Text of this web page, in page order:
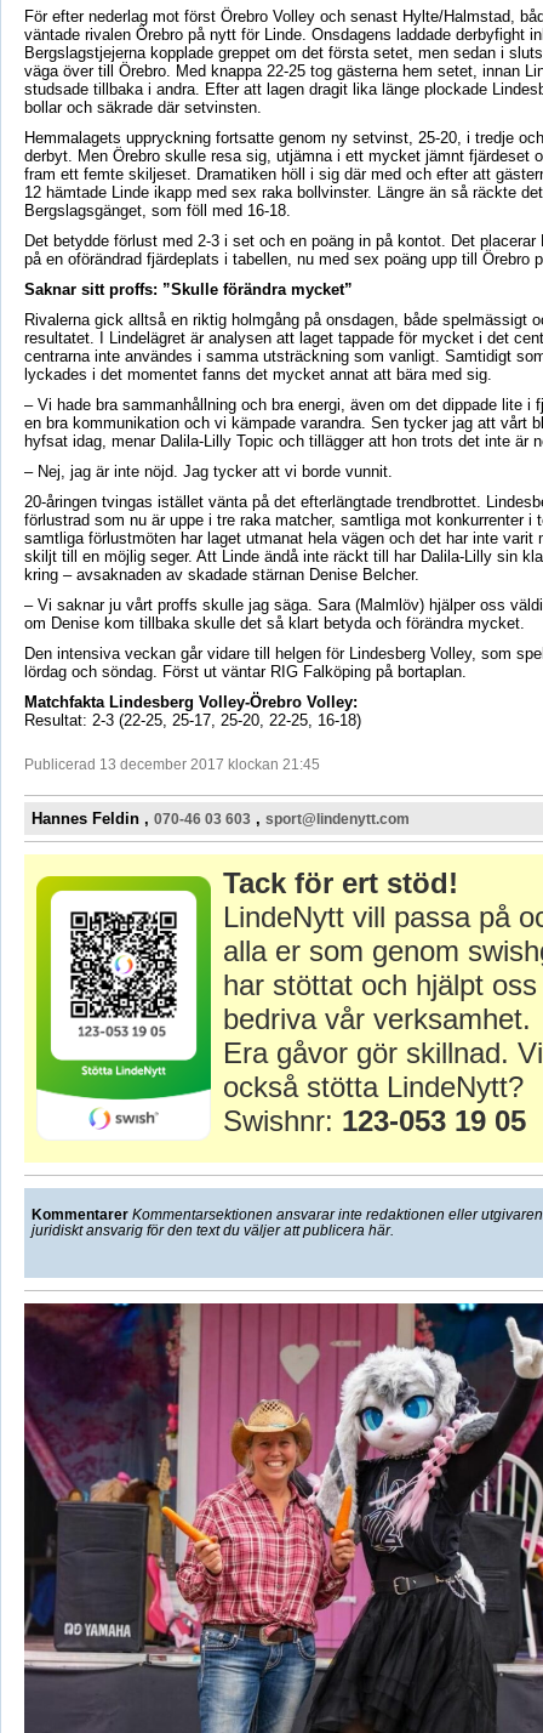
För efter nederlag mot först Örebro Volley och senast Hylte/Halmstad,
väntade rivalen Örebro på nytt för Linde. Onsdagens laddade derbyfight
Bergslagstjejerna kopplade greppet om det första setet, men sedan i
väga över till Örebro. Med knappa 22-25 tog gästerna hem setet, innan
studsade tillbaka i andra. Efter att lagen dragit lika länge plockade
bollar och säkrade där setvinsten.
Hemmalagets uppryckning fortsatte genom ny setvinst, 25-20, i tredje
derbyt. Men Örebro skulle resa sig, utjämna i ett mycket jämnt fjärdeset
fram ett femte skiljeset. Dramatiken höll i sig där med och efter att
12 hämtade Linde ikapp med sex raka bollvinster. Längre än så räckte
Bergslagsgänget, som föll med 16-18.
Det betydde förlust med 2-3 i set och en poäng in på kontot. Det placerar
på en oförändrad fjärdeplats i tabellen, nu med sex poäng upp till Örebro
Saknar sitt proffs: ”Skulle förändra mycket”
Rivalerna gick alltså en riktig holmgång på onsdagen, både spelmässigt
resultatet. I Lindelägret är analysen att laget tappade för mycket i det
centrarna inte användes i samma utsträckning som vanligt. Samtidigt
lyckades i det momentet fanns det mycket annat att bära med sig.
– Vi hade bra sammanhållning och bra energi, även om det dippade lite i
en bra kommunikation och vi kämpade varandra. Sen tycker jag att vårt
hyfsat idag, menar Dalila-Lilly Topic och tillägger att hon trots det inte är
– Nej, jag är inte nöjd. Jag tycker att vi borde vunnit.
20-åringen tvingas istället vänta på det efterlängtade trendbrottet.
förlustrad som nu är uppe i tre raka matcher, samtliga mot konkurrenter i
samtliga förlustmöten har laget utmanat hela vägen och det har inte varit
skiljt till en möjlig seger. Att Linde ändå inte räckt till har Dalila-Lilly sin
kring – avsaknaden av skadade stärnan Denise Belcher.
– Vi saknar ju vårt proffs skulle jag säga. Sara (Malmlöv) hjälper oss
om Denise kom tillbaka skulle det så klart betyda och förändra mycket.
Den intensiva veckan går vidare till helgen för Lindesberg Volley, som
lördag och söndag. Först ut väntar RIG Falköping på bortaplan.
Matchfakta Lindesberg Volley-Örebro Volley:
Resultat: 2-3 (22-25, 25-17, 25-20, 22-25, 16-18)
Publicerad 13 december 2017 klockan 21:45
Hannes Feldin , 070-46 03 603, sport@lindenytt.com
Tack för ert stöd!
LindeNytt vill passa på
alla er som genom
har stöttat och hjälpt
bedriva vår verksamhet.
Era gåvor gör skillnad.
också stötta LindeNytt?
Swishnr: 123-053 19 05
Kommentarer Kommentarsektionen ansvarar inte redaktionen eller
juridiskt ansvarig för den text du väljer att publicera här.